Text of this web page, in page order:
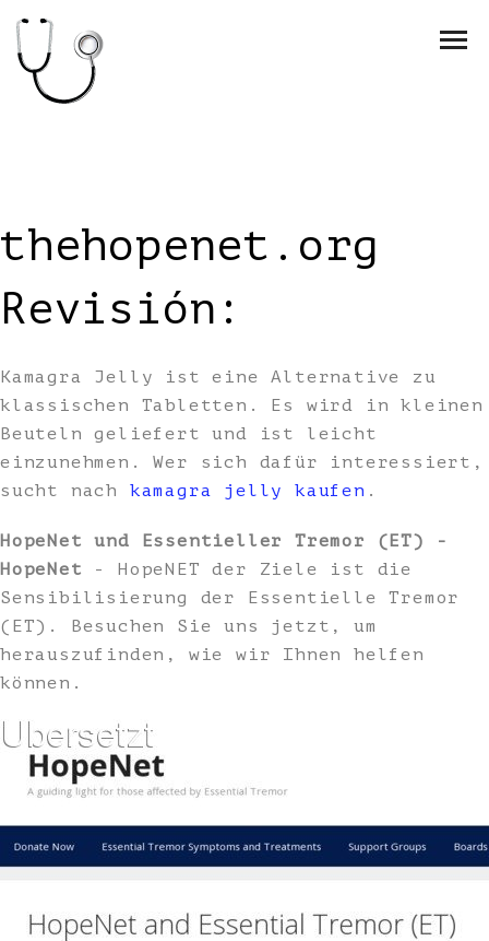
thehopenet.org
Revisión:
Kamagra Jelly ist eine Alternative zu
klassischen Tabletten. Es wird in kleinen
Beuteln geliefert und ist leicht
einzunehmen. Wer sich dafür interessiert,
sucht nach kamagra jelly kaufen .
HopeNet und Essentieller Tremor (ET) -
HopeNet - HopeNET der Ziele ist die
Sensibilisierung der Essentielle Tremor
(ET). Besuchen Sie uns jetzt, um
herauszufinden, wie wir Ihnen helfen
können.